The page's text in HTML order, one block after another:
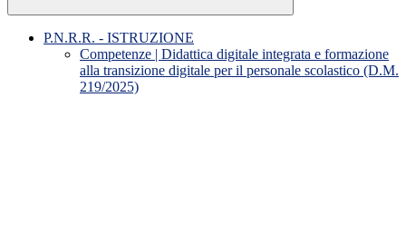
P.N.R.R. - ISTRUZIONE
Competenze | Didattica digitale integrata e formazione
alla transizione digitale per il personale scolastico (D.M.
219/2025)